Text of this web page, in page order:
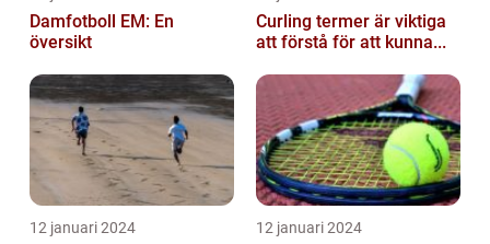
Damfotboll EM: En
översikt
Curling termer är viktiga
att förstå för att kunna...
12 januari 2024 12 januari 2024